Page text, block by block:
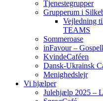
Tjenestegrupper
Grupperum i
Vejledning
TEAMS
Sommeroase
inFavour –
KvindeCaféen
Dansk-Ukrainsk
Menighedslejr
Vi hjælper
Julehjælp 2025 –